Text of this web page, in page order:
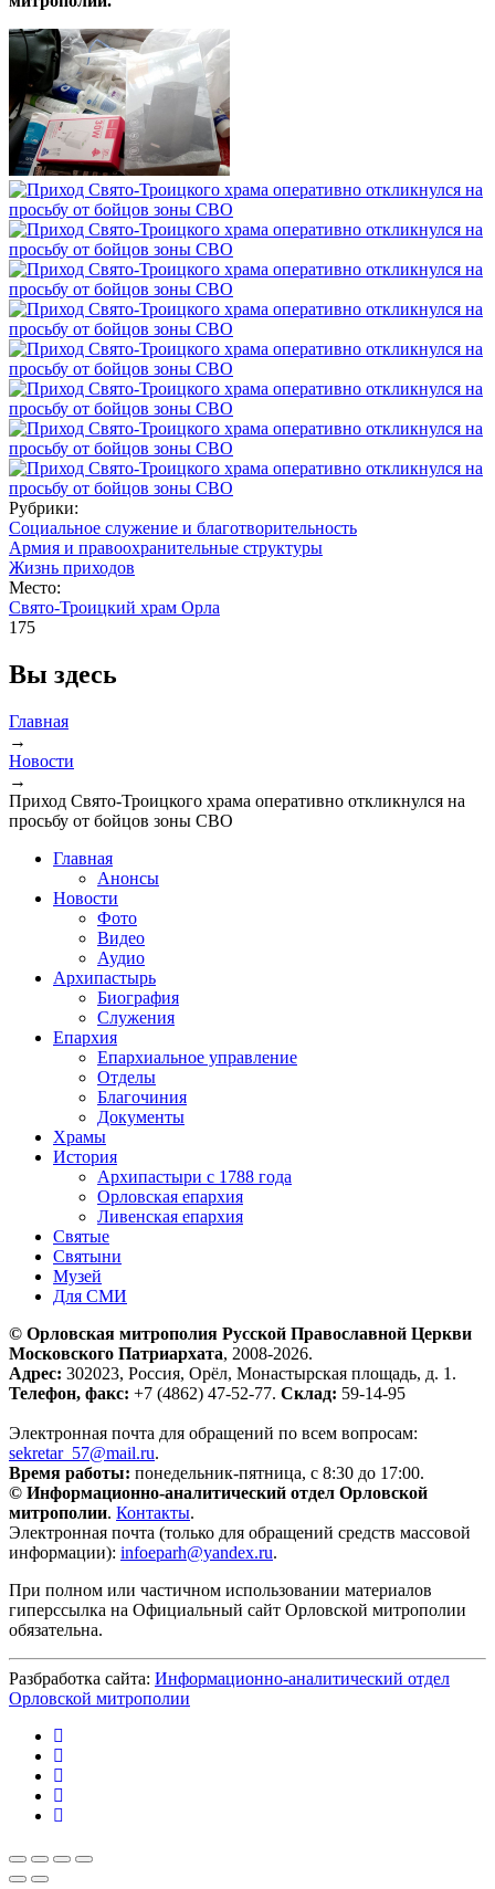
Рубрики:
Социальное служение и благотворительность
Армия и правоохранительные структуры
Жизнь приходов
Место:
Свято-Троицкий храм Орла
175
Вы здесь
Главная
→
Новости
→
Приход Свято-Троицкого храма оперативно откликнулся на
просьбу от бойцов зоны СВО
Главная
Анонсы
Новости
Фото
Видео
Аудио
Архипастырь
Биография
Служения
Епархия
Епархиальное управление
Отделы
Благочиния
Документы
Храмы
История
Архипастыри с 1788 года
Орловская епархия
Ливенская епархия
Святые
Святыни
Музей
Для СМИ
© Орловская митрополия Русской Православной Церкви
Московского Патриархата, 2008-2026.
Адрес: 302023, Россия, Орёл, Монастырская площадь, д. 1.
Телефон, факс: +7 (4862) 47-52-77. Склад: 59-14-95
Электронная почта для обращений по всем вопросам:
sekretar_57@mail.ru.
Время работы: понедельник-пятница, с 8:30 до 17:00.
© Информационно-аналитический отдел Орловской
митрополии. Контакты.
Электронная почта (только для обращений средств массовой
информации): infoeparh@yandex.ru.
При полном или частичном использовании материалов
гиперссылка на Официальный сайт Орловской митрополии
обязательна.
Разбработка сайта: Информационно-аналитический отдел
Орловской митрополии